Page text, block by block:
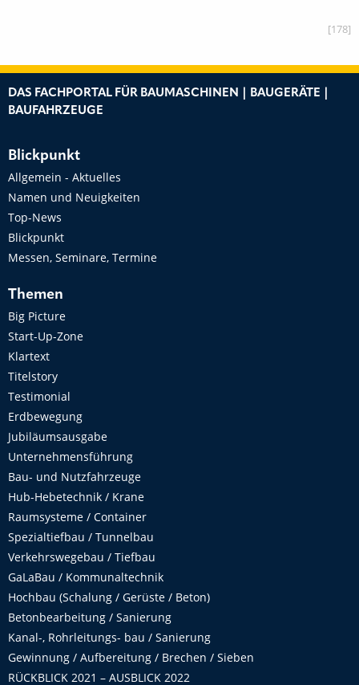
[178]
DAS FACHPORTAL FÜR BAUMASCHINEN | BAUGERÄTE |
BAUFAHRZEUGE
Blickpunkt
Allgemein - Aktuelles
Namen und Neuigkeiten
Top-News
Blickpunkt
Messen, Seminare, Termine
Themen
Big Picture
Start-Up-Zone
Klartext
Titelstory
Testimonial
Erdbewegung
Jubiläumsausgabe
Unternehmensführung
Bau- und Nutzfahrzeuge
Hub-Hebetechnik / Krane
Raumsysteme / Container
Spezialtiefbau / Tunnelbau
Verkehrswegebau / Tiefbau
GaLaBau / Kommunaltechnik
Hochbau (Schalung / Gerüste / Beton)
Betonbearbeitung / Sanierung
Kanal-, Rohrleitungs- bau / Sanierung
Gewinnung / Aufbereitung / Brechen / Sieben
RÜCKBLICK 2021 – AUSBLICK 2022